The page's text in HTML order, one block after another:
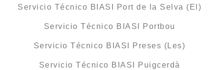
Servicio Técnico BIASI Port de la Selva (El)
Servicio Técnico BIASI Portbou
Servicio Técnico BIASI Preses (Les)
Servicio Técnico BIASI Puigcerdà